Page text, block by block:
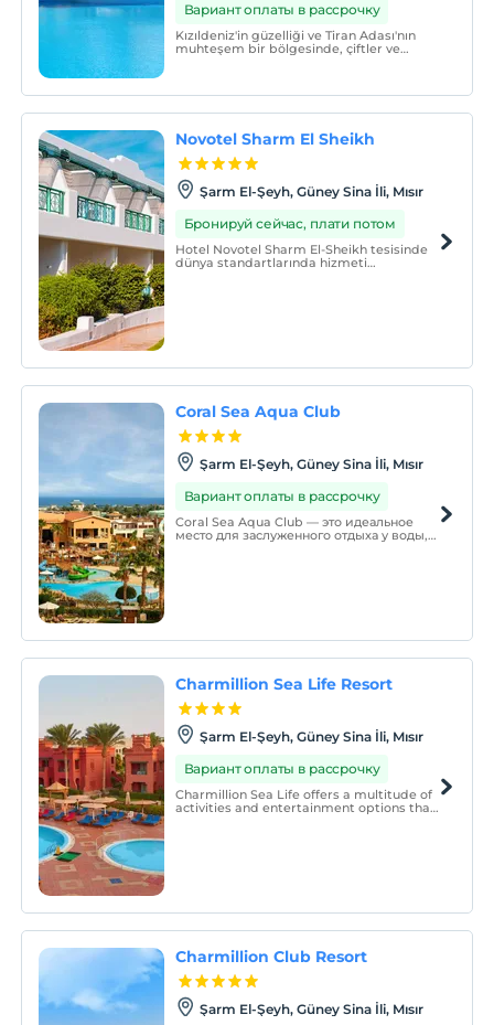
Вариант оплаты в рассрочку
Kızıldeniz'in güzelliği ve Tiran Adası'nın
muhteşem bir bölgesinde, çiftler ve
Novotel Sharm El Sheikh
Şarm El-Şeyh, Güney Sina İli, Mısır
Бронируй сейчас, плати потом
Hotel Novotel Sharm El-Sheikh tesisinde
dünya standartlarında hizmeti
Coral Sea Aqua Club
Şarm El-Şeyh, Güney Sina İli, Mısır
Вариант оплаты в рассрочку
Coral Sea Aqua Club — это идеальное
место для заслуженного отдыха у воды,
Charmillion Sea Life Resort
Şarm El-Şeyh, Güney Sina İli, Mısır
Вариант оплаты в рассрочку
Charmillion Sea Life offers a multitude of
activities and entertainment options that
Charmillion Club Resort
Şarm El-Şeyh, Güney Sina İli, Mısır